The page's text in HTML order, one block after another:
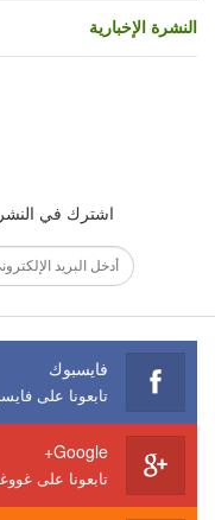
النشرة الإخبارية
اشترك في
فايسبوك
تابعونا على
Google+
تابعونا على